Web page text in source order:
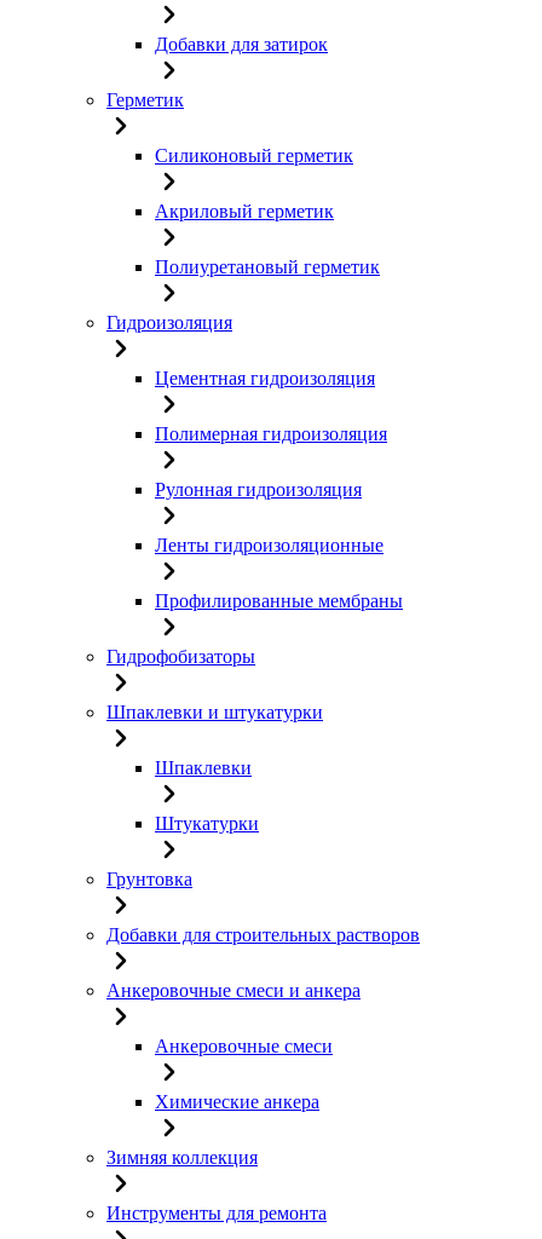
Добавки для затирок
Герметик
Силиконовый герметик
Акриловый герметик
Полиуретановый герметик
Гидроизоляция
Цементная гидроизоляция
Полимерная гидроизоляция
Рулонная гидроизоляция
Ленты гидроизоляционные
Профилированные мембраны
Гидрофобизаторы
Шпаклевки и штукатурки
Шпаклевки
Штукатурки
Грунтовка
Добавки для строительных растворов
Анкеровочные смеси и анкера
Анкеровочные смеси
Химические анкера
Зимняя коллекция
Инструменты для ремонта